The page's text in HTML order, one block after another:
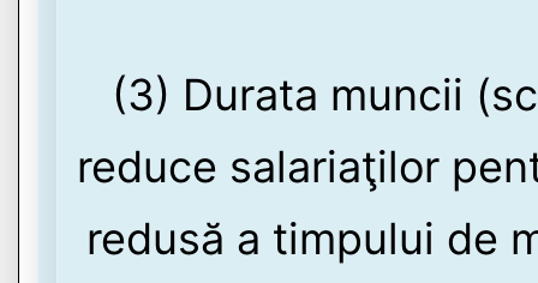
(3) Durata muncii
reduce salariaţilor
redusă a timpului de